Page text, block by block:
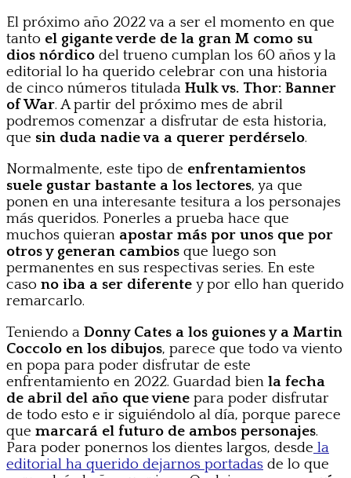
El próximo año 2022 va a ser el momento en que
tanto el gigante verde de la gran M como su
dios nórdico del trueno cumplan los 60 años y la
editorial lo ha querido celebrar con una historia
de cinco números titulada Hulk vs. Thor: Banner
of War. A partir del próximo mes de abril
podremos comenzar a disfrutar de esta historia,
que sin duda nadie va a querer perdérselo.
Normalmente, este tipo de enfrentamientos
suele gustar bastante a los lectores, ya que
ponen en una interesante tesitura a los personajes
más queridos. Ponerles a prueba hace que
muchos quieran apostar más por unos que por
otros y generan cambios que luego son
permanentes en sus respectivas series. En este
caso no iba a ser diferente y por ello han querido
remarcarlo.
Teniendo a Donny Cates a los guiones y a Martin
Coccolo en los dibujos, parece que todo va viento
en popa para poder disfrutar de este
enfrentamiento en 2022. Guardad bien la fecha
de abril del año que viene para poder disfrutar
de todo esto e ir siguiéndolo al día, porque parece
que marcará el futuro de ambos personajes.
Para poder ponernos los dientes largos, desde la
editorial ha querido dejarnos portadas de lo que